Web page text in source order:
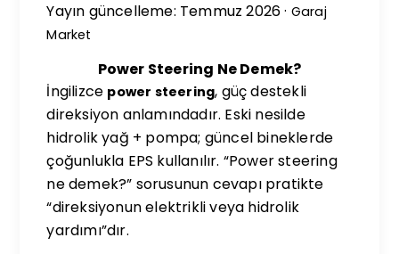
Yayın güncelleme: Temmuz 2026 · Garaj
Market
Power Steering Ne Demek?
İngilizce power steering, güç destekli
direksiyon anlamındadır. Eski nesilde
hidrolik yağ + pompa; güncel bineklerde
çoğunlukla EPS kullanılır. “Power steering
ne demek?” sorusunun cevapı pratikte
“direksiyonun elektrikli veya hidrolik
yardımı”dır.